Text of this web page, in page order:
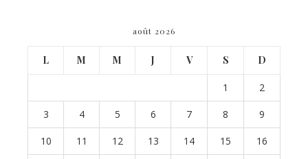
août 2026
L M M J V S D
1 2
3 4 5 6 7 8 9
10 11 12 13 14 15 16